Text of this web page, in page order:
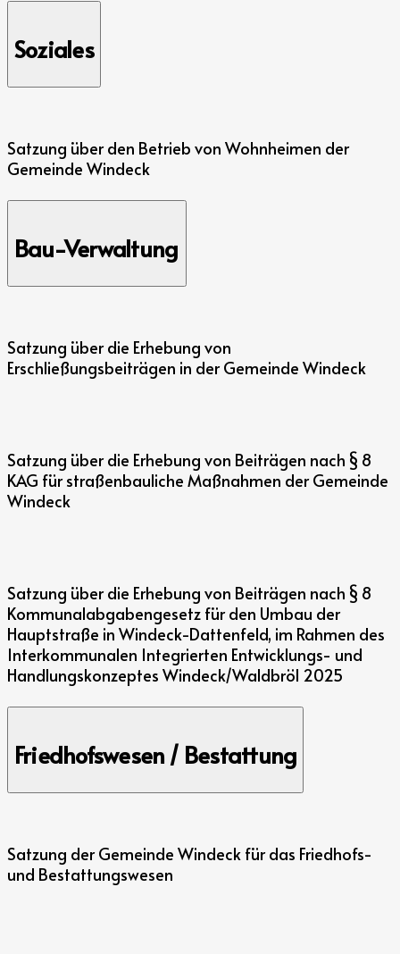
Soziales
Satzung über den Betrieb von Wohnheimen der
Gemeinde Windeck
Bau-Verwaltung
Satzung über die Erhebung von
Erschließungsbeiträgen in der Gemeinde Windeck
Satzung über die Erhebung von Beiträgen nach § 8
KAG für straßenbauliche Maßnahmen der Gemeinde
Windeck
Satzung über die Erhebung von Beiträgen nach § 8
Kommunalabgabengesetz für den Umbau der
Hauptstraße in Windeck-Dattenfeld, im Rahmen des
Interkommunalen Integrierten Entwicklungs- und
Handlungskonzeptes Windeck/Waldbröl 2025
Friedhofswesen / Bestattung
Satzung der Gemeinde Windeck für das Friedhofs-
und Bestattungswesen